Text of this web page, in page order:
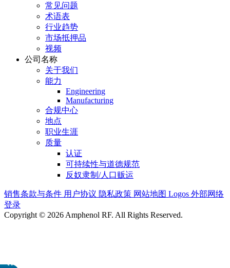
常见问题
术语表
行业趋势
市场抵押品
视频
公司名称
关于我们
能力
Engineering
Manufacturing
合规中心
地点
职业生涯
质量
认证
可持续性与道德规范
反奴隶制/人口贩运
销售条款与条件 用户协议 隐私政策 网站地图 Logos 外部网络
登录
Copyright © 2026 Amphenol RF. All Rights Reserved.